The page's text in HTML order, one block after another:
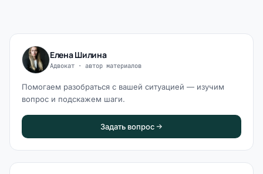
Елена Шилина
Адвокат · автор материалов
Помогаем разобраться с вашей ситуацией — изучим
вопрос и подскажем шаги.
Задать вопрос